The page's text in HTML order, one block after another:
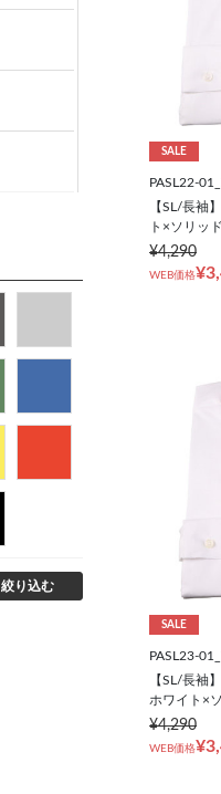
絞り込む
SALE
PASL22-
【SL/長袖
ト×ソリッ
¥4,290
WEB価格
SALE
PASL23-
【SL/長袖
ホワイト×
¥4,290
WEB価格